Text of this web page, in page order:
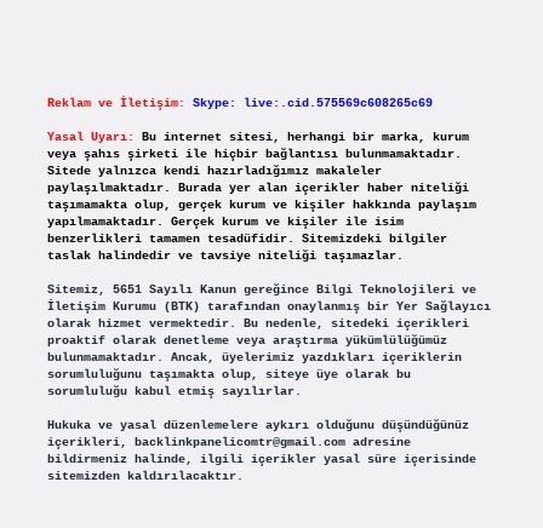
Reklam ve İletişim: Skype: live:.cid.575569c608265c69
Yasal Uyarı:
Bu internet sitesi, herhangi bir marka, kurum
veya şahıs şirketi ile hiçbir bağlantısı bulunmamaktadır.
Sitede yalnızca kendi hazırladığımız makaleler
paylaşılmaktadır. Burada yer alan içerikler haber niteliği
taşımamakta olup, gerçek kurum ve kişiler hakkında paylaşım
yapılmamaktadır. Gerçek kurum ve kişiler ile isim
benzerlikleri tamamen tesadüfidir. Sitemizdeki bilgiler
taslak halindedir ve tavsiye niteliği taşımazlar.
Sitemiz, 5651 Sayılı Kanun gereğince Bilgi Teknolojileri ve
İletişim Kurumu (BTK) tarafından onaylanmış bir Yer Sağlayıcı
olarak hizmet vermektedir. Bu nedenle, sitedeki içerikleri
proaktif olarak denetleme veya araştırma yükümlülüğümüz
bulunmamaktadır. Ancak, üyelerimiz yazdıkları içeriklerin
sorumluluğunu taşımakta olup, siteye üye olarak bu
sorumluluğu kabul etmiş sayılırlar.
Hukuka ve yasal düzenlemelere aykırı olduğunu düşündüğünüz
içerikleri, backlinkpanelicomtr@gmail.comadresine
bildirmeniz halinde, ilgili içerikler yasal süre içerisinde
sitemizden kaldırılacaktır.